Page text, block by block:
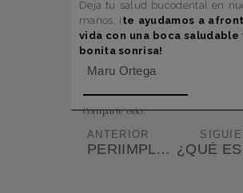
Deja tu salud bucodental en
manos, ¡ te ayudamos a
vida con una boca saludable
bonita sonrisa!
Maru Ortega
Comparte esto:
ANTERIOR
PERIIMPLANTITIS: APRENDE A EVITARLA TRAS LOS IMPLANTES DENTALES